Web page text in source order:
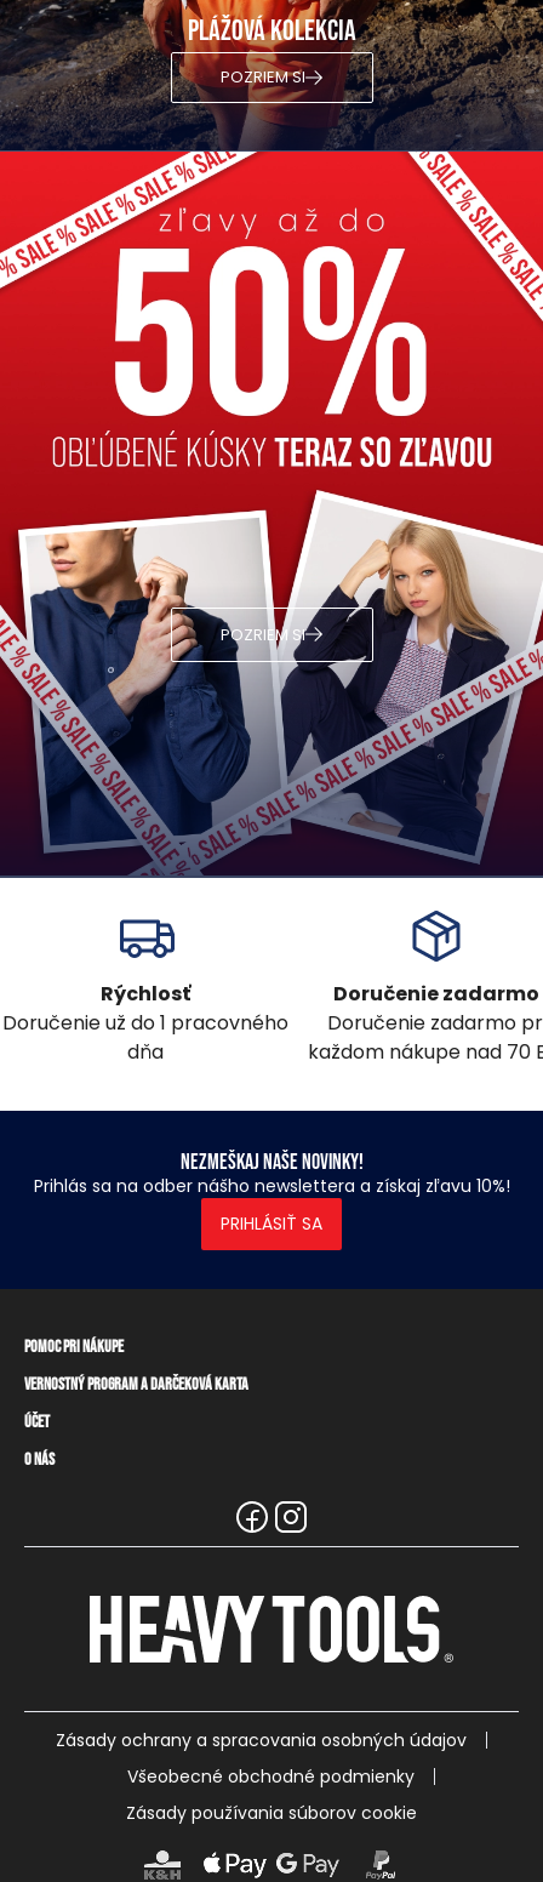
Plážová kolekcia
POZRIEM SI
POZRIEM SI
Rýchlosť
Doručenie už do 1 pracovného
dňa
Doručenie zadarmo
Doručenie zadarmo
každom nákupe nad 70
Nezmeškaj naše novinky!
Prihlás sa na odber nášho newslettera a získaj zľavu 10%!
PRIHLÁSIŤ SA
Pomoc pri nákupe
Informácie o doručení
Spôsoby platby
Vrátenie tovaru a odstúpenie od zmluvy
Naše predajne a distribútori
Najčastejšie otázky
Vernostný program a darčeková karta
Vernostný program
Darčeková karta
Účet
Prihlásenie / registrácia
O nás
Informácie pre predajcov
Zásady ochrany a spracovania osobných údajov
Všeobecné obchodné podmienky
Zásady používania súborov cookie